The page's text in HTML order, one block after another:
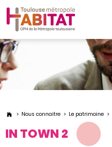
Nous connaitre Le patrimoine
IN TOWN 2